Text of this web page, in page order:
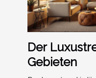
Der
Gebieten